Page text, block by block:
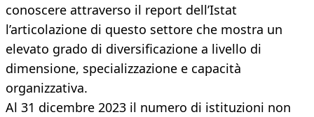
conoscere attraverso il report dell’Istat
l’articolazione di questo settore che mostra un
elevato grado di diversificazione a livello di
dimensione, specializzazione e capacità
organizzativa.
Al 31 dicembre 2023 il numero di istituzioni non